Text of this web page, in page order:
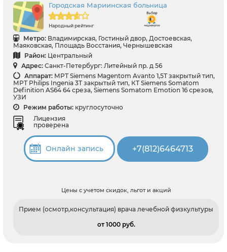
Городская Мариинская больница
Народный рейтинг
Метро: Владимирская, Гостиный двор, Достоевская,
Маяковская, Площадь Восстания, Чернышевская
Район: Центральный
Адрес: Санкт-Петербург: Литейный пр. д 56
Аппарат: МРТ Siemens Magentom Avanto 1,5Т закрытый тип,
МРТ Philips Ingenia 3Т закрытый тип, КТ Siemens Somatom
Definition AS64 64 среза, Siemens Somatom Emotion 16 срезов,
УЗИ
Режим работы: круглосуточно
Лицензия
проверена
Онлайн запись +7(812)6464713
Цены с учетом скидок, льгот и акций
Прием (осмотр,консультация) врача лечебной физкультуры
от 1000 pуб.